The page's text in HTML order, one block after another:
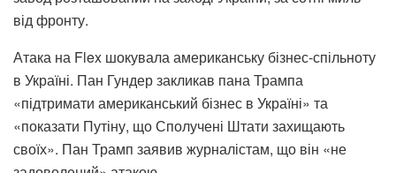
від фронту.
Атака на Flex шокувала американську бізнес-спільноту
в Україні. Пан Гундер закликав пана Трампа
«підтримати американський бізнес в Україні» та
«показати Путіну, що Сполучені Штати захищають
своїх». Пан Трамп заявив журналістам, що він «не